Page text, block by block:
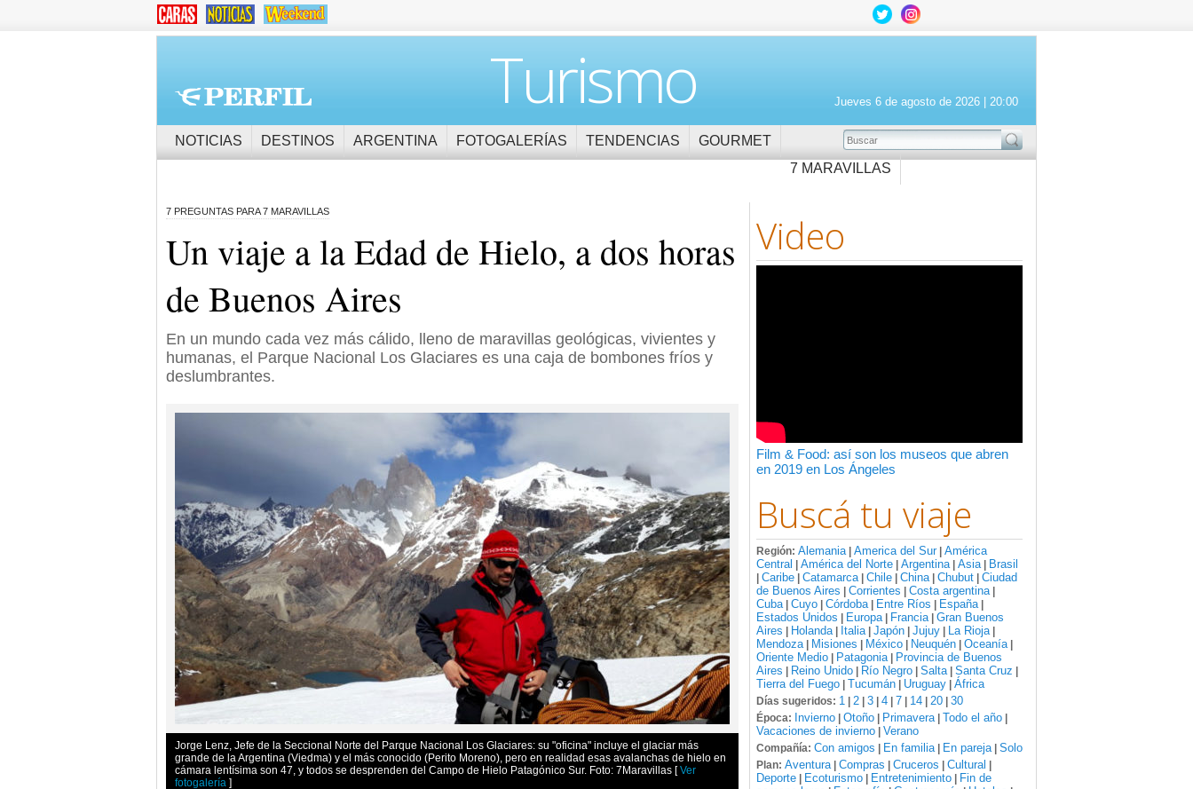
Jueves 6 de agosto de 2026 | 20:00
Turismo
BUSCAR
NOTICIAS DESTINOS ARGENTINA FOTOGALERÍAS TENDENCIAS
GOURMET
7 MARAVILLAS
Video
Film & Food: así son los museos que abren
en 2019 en Los Ángeles
Buscá tu viaje
Región: Alemania| America del Sur| América
Central
América del Norte Argentina| Asia| Brasil
Caribe Catamarca| Chile China| Chubut Ciudad
de Buenos Aires
Corrientes Costa argentina|
Cuba| Cuyo Córdoba| Entre Ríos España|
Estados Unidos Europa| Francia| Gran Buenos
Aires
Holanda| Italia| Japón Jujuy La Rioja|
Mendoza| Misiones México Neuquén Oceanía|
Oriente Medio Patagonia|
Provincia de Buenos
Aires
Reino Unido Río Negro Salta| Santa Cruz
Tierra del Fuego Tucumán Uruguay África
Días sugeridos: 1 2 3 4 7 14 20 30
Época: Invierno Otoño Primavera| Todo el año
Vacaciones de invierno Verano
Compañía: Con amigos En familia| En pareja| Solo
Plan: Aventura| Compras Cruceros Cultural
Deporte Ecoturismo Entretenimiento
Fin de
7 PREGUNTAS PARA 7 MARAVILLAS
Un viaje a la Edad de Hielo, a dos horas
de Buenos Aires
En un mundo cada vez más cálido, lleno de maravillas geológicas, vivientes y
humanas, el Parque Nacional Los Glaciares es una caja de bombones fríos y
deslumbrantes.
Jorge Lenz, Jefe de la Seccional Norte del Parque Nacional Los Glaciares: su "oficina" incluye el glaciar más
grande de la Argentina (Viedma) y el más conocido (Perito Moreno), pero en realidad esas avalanchas de hielo en
cámara lentísima son 47, y todos se desprenden del Campo de Hielo Patagónico Sur. Foto: 7Maravillas [Ver
fotogalería ]